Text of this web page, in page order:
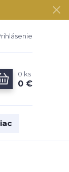
0 ks
0 €